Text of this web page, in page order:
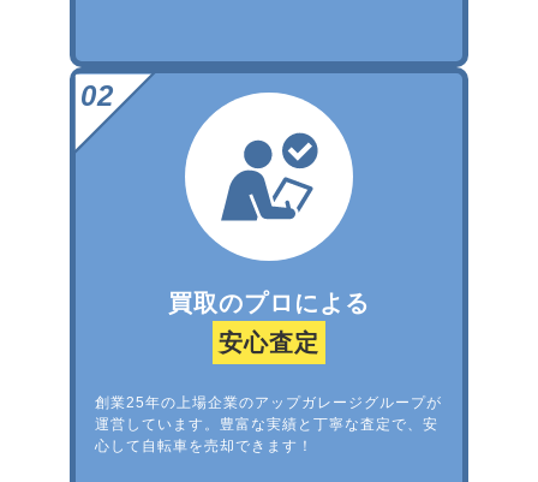
買取のプロによる
安心査定
創業25年の上場企業のアップガレージグループが
運営しています。豊富な実績と丁寧な査定で、安
心して自転車を売却できます！